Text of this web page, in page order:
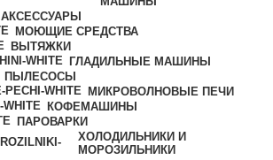
АКСЕССУАРЫ
МОЮЩИЕ СРЕДСТВА
ВЫТЯЖКИ
ГЛАДИЛЬНЫЕ МАШИНЫ
ПЫЛЕСОСЫ
МИКРОВОЛНОВЫЕ ПЕЧИ
КОФЕМАШИНЫ
ПАРОВАРКИ
ХОЛОДИЛЬНИКИ И
МОРОЗИЛЬНИКИ